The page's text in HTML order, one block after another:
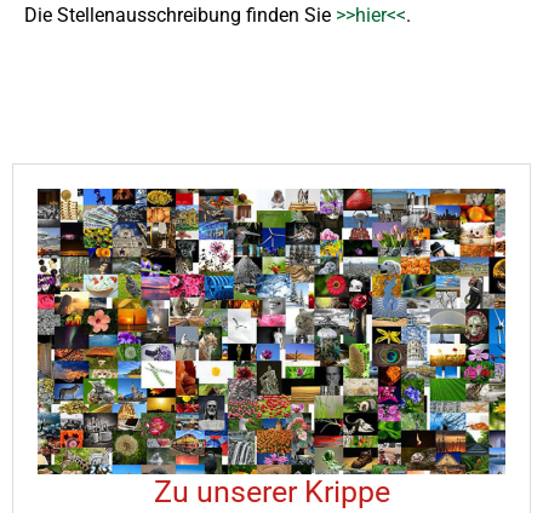
Die Stellenausschreibung finden Sie >>hier<<.
Zu unserer Krippe